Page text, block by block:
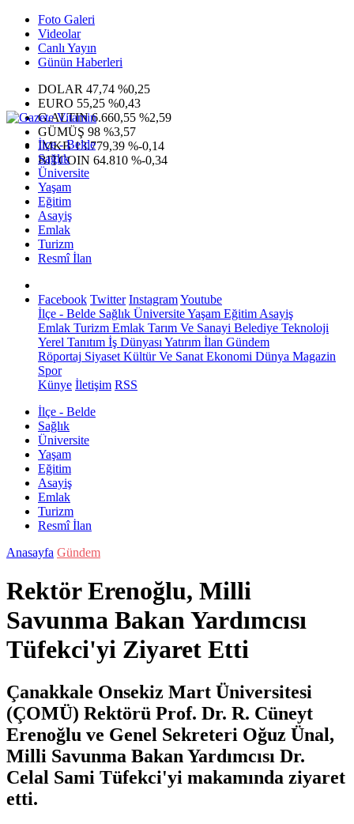
Foto Galeri
Videolar
Canlı Yayın
Günün Haberleri
DOLAR 47,74 %0,25
EURO 55,25 %0,43
G.ALTIN6.660,55 %2,59
GÜMÜŞ 98 %3,57
IMKB13.779,39 %-0,14
BITCOIN 64.810 %-0,34
İlçe - Belde
Sağlık
Üniversite
Yaşam
Eğitim
Asayiş
Emlak
Turizm
Resmî İlan
Facebook Twitter InstagramYoutube
İlçe - Belde Sağlık ÜniversiteYaşam Eğitim Asayiş
Emlak Turizm Emlak Tarım Ve Sanayi Belediye Teknoloji
Yerel Tanıtım İş Dünyası Yatırım İlan Gündem
Röportaj Siyaset Kültür Ve Sanat Ekonomi Dünya Magazin
Spor
Künye İletişim RSS
İlçe - Belde
Sağlık
Üniversite
Yaşam
Eğitim
Asayiş
Emlak
Turizm
Resmî İlan
Anasayfa Gündem
Rektör Erenoğlu, Milli
Savunma Bakan Yardımcısı
Tüfekci'yi Ziyaret Etti
Çanakkale Onsekiz Mart Üniversitesi
(ÇOMÜ) Rektörü Prof. Dr. R. Cüneyt
Erenoğlu ve Genel Sekreteri Oğuz Ünal,
Milli Savunma Bakan Yardımcısı Dr.
Celal Sami Tüfekci'yi makamında ziyaret
etti.